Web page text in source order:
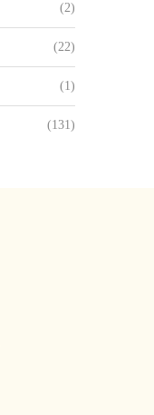
(2)
(22)
(1)
(131)